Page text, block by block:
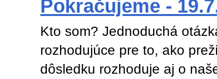
Pokračujeme -
Kto som? Jednoduchá
rozhodujúce pre to, ako
dôsledku rozhoduje aj o